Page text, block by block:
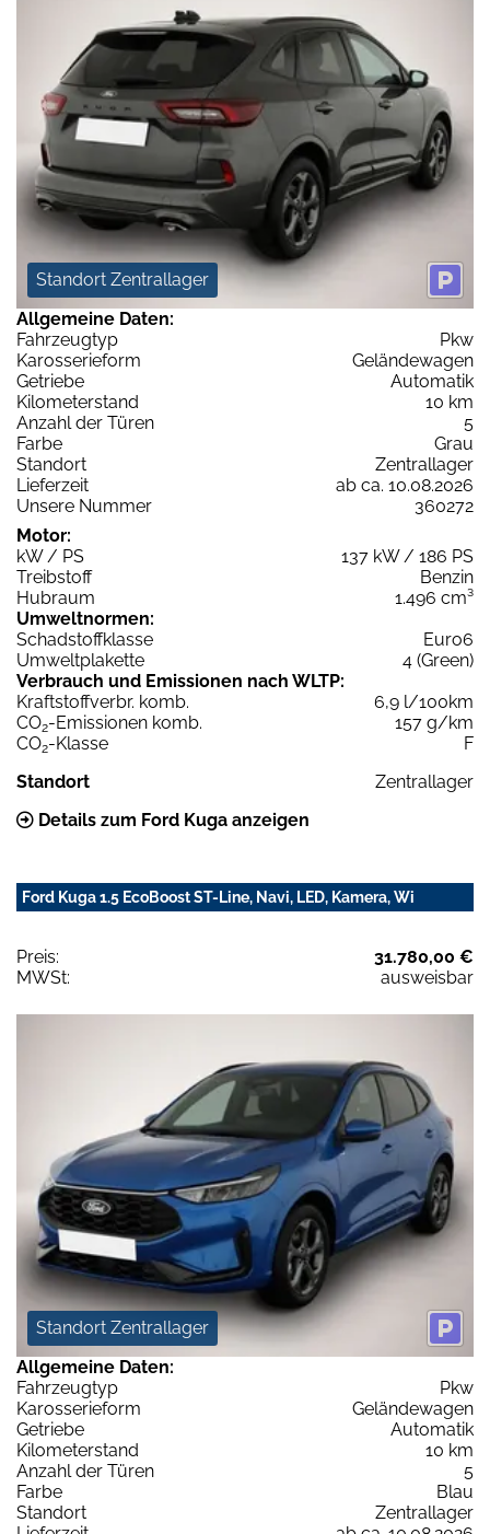
Standort Zentrallager
Allgemeine Daten:
Fahrzeugtyp
Pkw
Karosserieform
Geländewagen
Getriebe
Automatik
Kilometerstand
10 km
Anzahl der Türen
5
Farbe
Grau
Standort
Zentrallager
Lieferzeit
ab ca. 10.08.2026
Unsere Nummer
360272
Motor:
kW / PS
137 kW / 186 PS
Treibstoff
Benzin
Hubraum
1.496 cm³
Umweltnormen:
Schadstoffklasse
Euro6
Umweltplakette
4 (Green)
Verbrauch und Emissionen nach WLTP:
Kraftstoffverbr. komb.
6,9 l/100km
CO2-Emissionen komb.
157 g/km
CO2-Klasse
F
Standort
Zentrallager
Details zum Ford Kuga anzeigen
Ford Kuga 1.5 EcoBoost ST-Line, Navi, LED, Kamera, Wi
Preis:
31.780,00 €
MWSt:
ausweisbar
Standort Zentrallager
Allgemeine Daten:
Fahrzeugtyp
Pkw
Karosserieform
Geländewagen
Getriebe
Automatik
Kilometerstand
10 km
Anzahl der Türen
5
Farbe
Blau
Standort
Zentrallager